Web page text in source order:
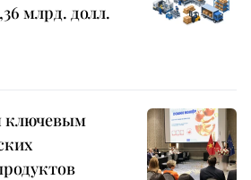
млрд. долл.
ключевым